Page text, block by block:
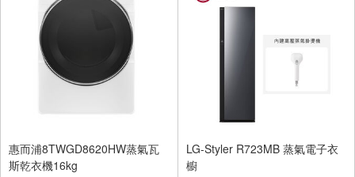
惠而浦8TWGD8620HW蒸氣瓦
斯乾衣機16kg
LG-Styler R723MB 蒸氣電子衣
櫥